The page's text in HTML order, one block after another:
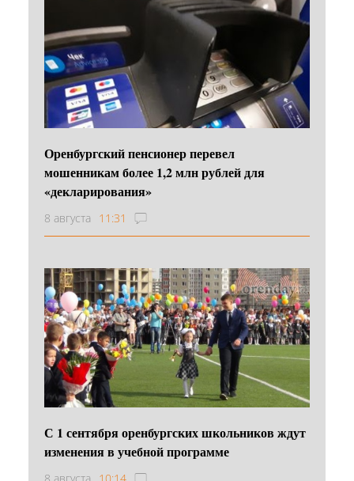
Оренбургский пенсионер перевел
мошенникам более 1,2 млн рублей для
«декларирования»
8 августа 11:31
С 1 сентября оренбургских школьников ждут
изменения в учебной программе